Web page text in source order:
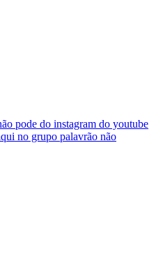
pode do instagram do youtube
no grupo palavrão não